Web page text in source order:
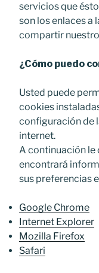
servicios que
son los enlaces a
compartir
¿Cómo puedo
Usted puede
cookies
configuración de
internet.
A continuación le
encontrará
sus preferencias
Google Chrome
Internet Explorer
Mozilla Firefox
Safari